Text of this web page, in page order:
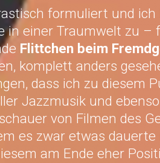
formuliert und
in einer Traumwelt zu –
Flittchen beim
komplett anders
dass ich zu diesem
Jazzmusik und
von Filmen des
es zwar etwas dauerte
am Ende eher